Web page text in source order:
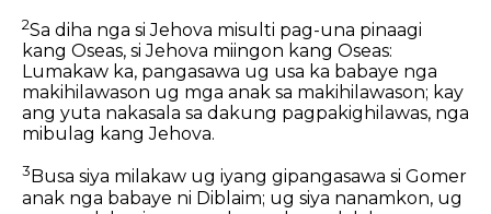
2Sa diha nga si Jehova misulti pag-una pinaagi
kang Oseas, si Jehova miingon kang Oseas:
Lumakaw ka, pangasawa ug usa ka babaye nga
makihilawason ug mga anak sa makihilawason; kay
ang yuta nakasala sa dakung pagpakighilawas, nga
mibulag kang Jehova.
3 Busa siya milakaw ug iyang gipangasawa si Gomer
anak nga babaye ni Diblaim; ug siya nanamkon, ug